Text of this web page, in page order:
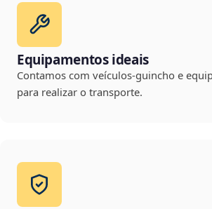
Equipamentos ideais
Contamos com veículos-guincho e
para realizar o transporte.